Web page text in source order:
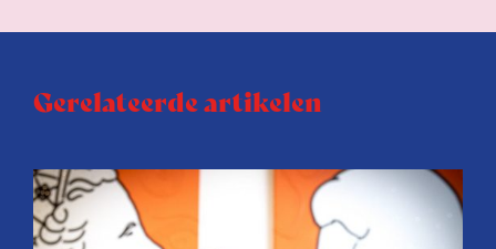
Gerelateerde artikelen